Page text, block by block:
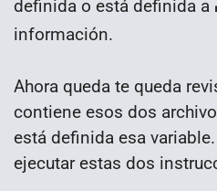
definida o está definida a
información.
Ahora queda te queda
contiene esos dos
está definida esa
ejecutar estas dos